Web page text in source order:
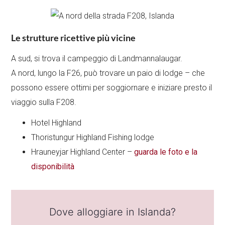
Le strutture ricettive più vicine
A sud, si trova il campeggio di Landmannalaugar.
A nord, lungo la F26, può trovare un paio di lodge – che
possono essere ottimi per soggiornare e iniziare presto il
viaggio sulla F208.
Hotel Highland
Thoristungur Highland Fishing lodge
Hrauneyjar Highland Center –guarda le foto e la
disponibilità
Dove alloggiare in Islanda?